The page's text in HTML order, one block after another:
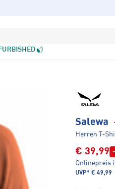
Salewa
Herren T-
€ 39,99
Onlinepreis
UVP* € 49,99